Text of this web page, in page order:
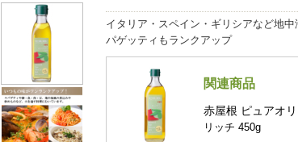
イタリア・スペイン・ギリシアなど地
パゲッティもランクアップ
関連商品
赤屋根 ピュアオ
リッチ 450g